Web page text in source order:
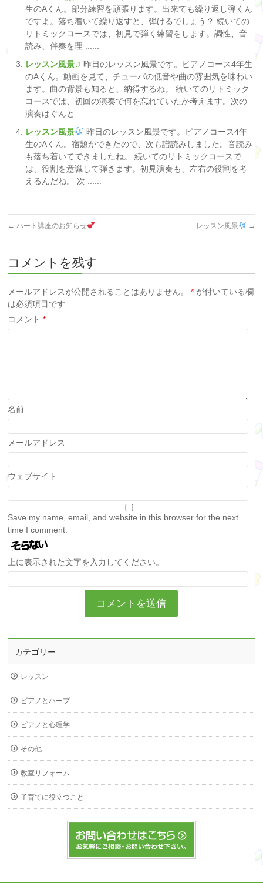
生のAくん。部分練習を頑張ります。出来ても繰り返し弾くん
ですよ。落ち着いて繰り返すと、弾けるでしょう？ 続いての
リトミックコースでは、初見で弾く練習をします。調性、音
読み、伴奏を理 ......
レッスン風景♫ 昨日のレッスン風景です。ピアノコース4年生
のAくん。動画を見て、チューバの低音や曲の雰囲気を味わい
ます。曲の背景も知ると、納得するね。 続いてのリトミック
コースでは、初回の演奏で何を忘れていたか考えます。次の
演奏はぐんと ......
レッスン風景
昨日のレッスン風景です。ピアノコース4年
生のAくん。宿題ができたので、次も譜読みしました。音読み
も落ち着いてできましたね。 続いてのリトミックコースで
は、役割を意識して弾きます。初見演奏も、左右の役割を考
えるんだね。 次 ......
← ハート講座のお知らせ レッスン風景 →
コメントを残す
メールアドレスが公開されることはありません。 * が付いている欄
は必須項目です
コメント*
名前
メールアドレス
ウェブサイト
Save my name, email, and website in this browser for the next
time I comment.
上に表示された文字を入力してください。
カテゴリー
レッスン
ピアノとハープ
ピアノと心理学
その他
教室リフォーム
子育てに役立つこと